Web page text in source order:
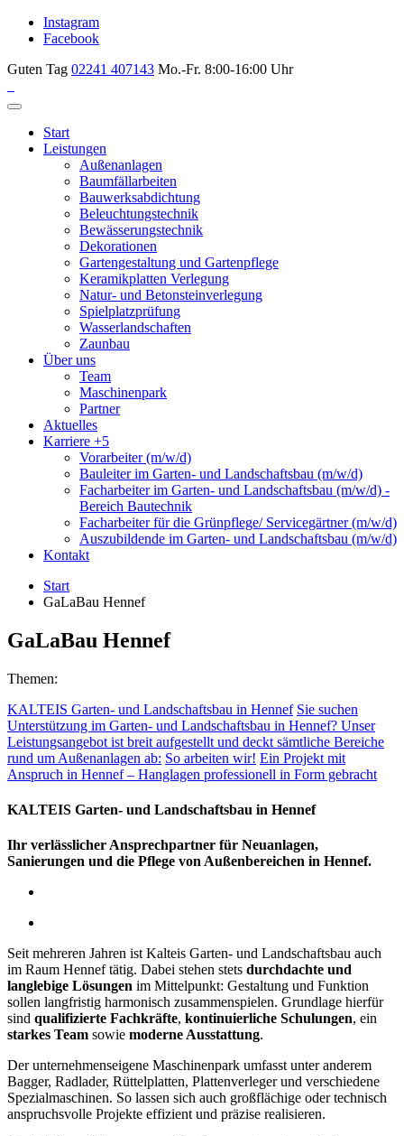
Instagram
Facebook
Guten Tag 02241 407143 Mo.-Fr. 8:00-16:00 Uhr
Start
Leistungen
Außenanlagen
Baumfällarbeiten
Bauwerksabdichtung
Beleuchtungstechnik
Bewässerungstechnik
Dekorationen
Gartengestaltung und Gartenpflege
Keramikplatten Verlegung
Natur- und Betonsteinverlegung
Spielplatzprüfung
Wasserlandschaften
Zaunbau
Über uns
Team
Maschinenpark
Partner
Aktuelles
Karriere +5
Vorarbeiter (m/w/d)
Bauleiter im Garten- und Landschaftsbau (m/w/d)
Facharbeiter im Garten- und Landschaftsbau (m/w/d) -
Bereich Bautechnik
Facharbeiter für die Grünpflege/ Servicegärtner (m/w/d)
Auszubildende im Garten- und Landschaftsbau (m/w/d)
Kontakt
Start
GaLaBau Hennef
GaLaBau Hennef
Themen:
KALTEIS Garten- und Landschaftsbau in Hennef Sie suchen
Unterstützung im Garten- und Landschaftsbau in Hennef? Unser
Leistungsangebot ist breit aufgestellt und deckt sämtliche Bereiche
rund um Außenanlagen ab: So arbeiten wir! Ein Projekt mit
Anspruch in Hennef – Hanglagen professionell in Form gebracht
KALTEIS Garten- und Landschaftsbau in Hennef
Ihr verlässlicher Ansprechpartner für Neuanlagen,
Sanierungen und die Pflege von Außenbereichen in Hennef.
Seit mehreren Jahren ist Kalteis Garten- und Landschaftsbau auch
im Raum Hennef tätig. Dabei stehen stets durchdachte und
langlebige Lösungen im Mittelpunkt: Gestaltung und Funktion
sollen langfristig harmonisch zusammenspielen. Grundlage hierfür
sind qualifizierte Fachkräfte, kontinuierliche Schulungen, ein
starkes Team sowie moderne Ausstattung.
Der unternehmenseigene Maschinenpark umfasst unter anderem
Bagger, Radlader, Rüttelplatten, Plattenverleger und verschiedene
Spezialmaschinen. So lassen sich auch großflächige oder technisch
anspruchsvolle Projekte effizient und präzise realisieren.